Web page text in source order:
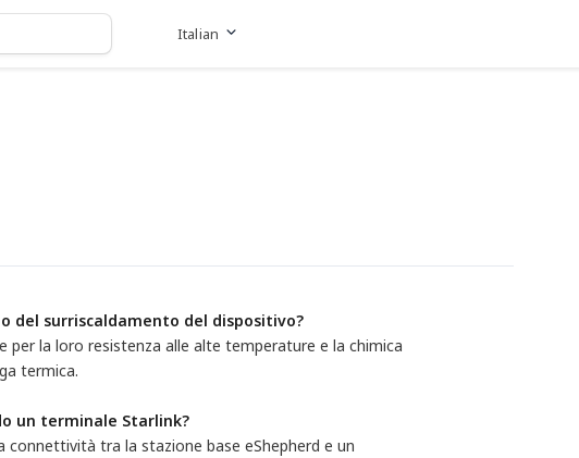
Italian
del surriscaldamento del dispositivo?
la loro resistenza alle alte temperature e la chimica
termica.
un terminale Starlink?
tra la stazione base eShepherd e un